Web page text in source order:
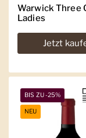
Warwick Three
Ladies
Jetzt
BIS ZU -25%
NEU